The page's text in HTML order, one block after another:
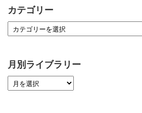
カテゴリー
月別ライブラリー